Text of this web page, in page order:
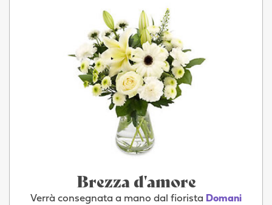
Brezza d'amore
Verrà consegnata a mano dal fiorista Domani